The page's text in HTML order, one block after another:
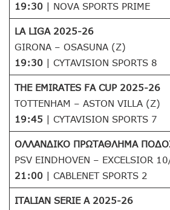
19:30| NOVA SPORTS PRIME
LA LIGA 2025-26
GIRONA – OSASUNA (Z)
19:30| CYTAVISION SPORTS 8
THE EMIRATES FA CUP 2025-26
TOTTENHAM – ASTON VILLA (Z)
19:45 | CYTAVISION SPORTS 7
ΟΛΛΑΝΔΙΚΟ ΠΡΩΤΑΘΛΗΜΑ
PSV EINDHOVEN – EXCELSIOR
21:00| CABLENET SPORTS 2
ITALIAN SERIE A 2025-26